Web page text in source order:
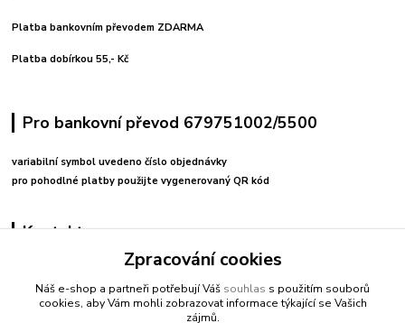
Platba bankovním převodem ZDARMA
Platba dobírkou 55,- Kč
Pro bankovní převod 679751002/5500
variabilní symbol uvedeno číslo objednávky
pro pohodlné platby použijte vygenerovaný QR kód
Kontakty
+420 608212713
fitnessio@post.cz
Zpracování cookies
Náš e-shop a partneři potřebují Váš souhlas s použitím souborů
cookies, aby Vám mohli zobrazovat informace týkající se Vašich
zájmů.